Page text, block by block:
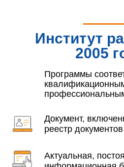
Институт
2005
Программы
Документ,
реестр
Актуальная,